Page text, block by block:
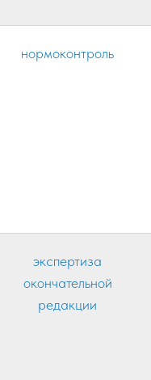
нормоконтроль
экспертиза
окончательной
редакции